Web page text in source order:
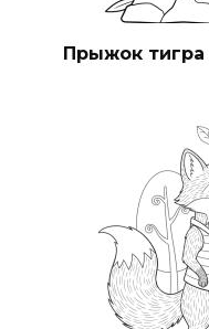
Прыжок тигра